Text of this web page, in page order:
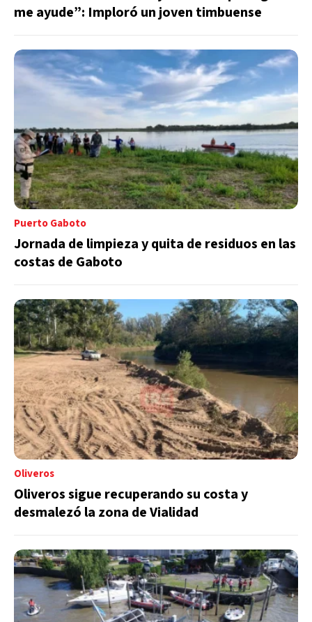
me ayude”: Imploró un joven timbuense
Puerto Gaboto
Jornada de limpieza y quita de residuos en las
costas de Gaboto
Oliveros
Oliveros sigue recuperando su costa y
desmalezó la zona de Vialidad